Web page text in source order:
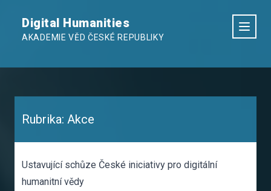
Digital Humanities
AKADEMIE VĚD ČESKÉ REPUBLIKY
Rubrika: Akce
Ustavující schůze České iniciativy pro digitální
humanitní vědy